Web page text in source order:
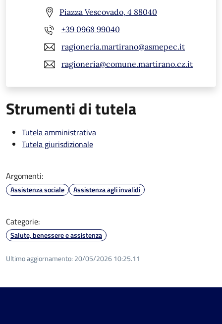
Piazza Vescovado, 4 88040
+39 0968 99040
ragioneria.martirano@asmepec.it
ragioneria@comune.martirano.cz.it
Strumenti di tutela
Tutela amministrativa
Tutela giurisdizionale
Argomenti:
Assistenza sociale Assistenza agli invalidi
Categorie:
Salute, benessere e assistenza
Ultimo aggiornamento: 20/05/2026 10:25.11